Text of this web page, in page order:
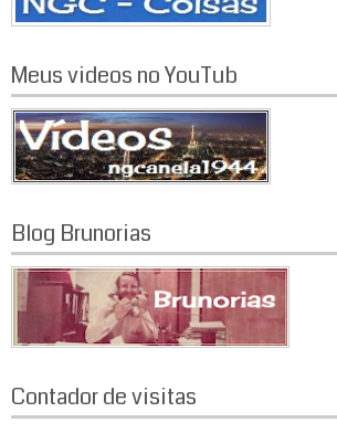
Meus videos no YouTub
Blog Brunorias
Contador de visitas